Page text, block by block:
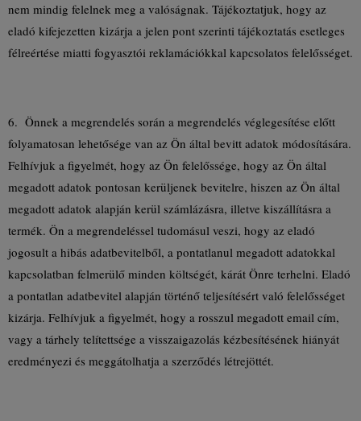
nem mindig felelnek meg a valóságnak. Tájékoztatjuk, hogy az
eladó kifejezetten kizárja a jelen pont szerinti tájékoztatás esetleges
félreértése miatti fogyasztói reklamációkkal kapcsolatos felelősséget.
6. Önnek a megrendelés során a megrendelés véglegesítése előtt
folyamatosan lehetősége van az Ön által bevitt adatok módosítására.
Felhívjuk a figyelmét, hogy az Ön felelőssége, hogy az Ön által
megadott adatok pontosan kerüljenek bevitelre, hiszen az Ön által
megadott adatok alapján kerül számlázásra, illetve kiszállításra a
termék. Ön a megrendeléssel tudomásul veszi, hogy az eladó
jogosult a hibás adatbevitelből, a pontatlanul megadott adatokkal
kapcsolatban felmerülő minden költségét, kárát Önre terhelni. Eladó
a pontatlan adatbevitel alapján történő teljesítésért való felelősséget
kizárja. Felhívjuk a figyelmét, hogy a rosszul megadott email cím,
vagy a tárhely telítettsége a visszaigazolás kézbesítésének hiányát
eredményezi és meggátolhatja a szerződés létrejöttét.